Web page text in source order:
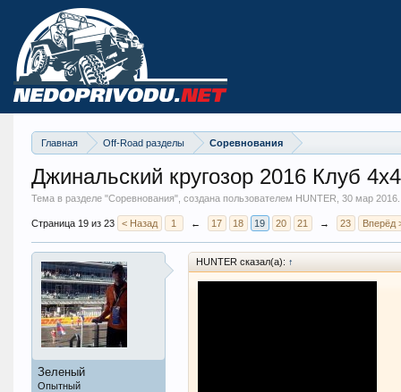
Главная Off-Road разделы Соревнования
Джинальский кругозор 2016 Клуб
Тема в разделе "Соревнования", создана пользователем HUNTER, 30 мар 2016.
Страница 19 из 23 < Назад 1 ← 17 18 19 20 21 → 23 Вперёд
Зеленый
Опытный
HUNTER сказал(а): ↑